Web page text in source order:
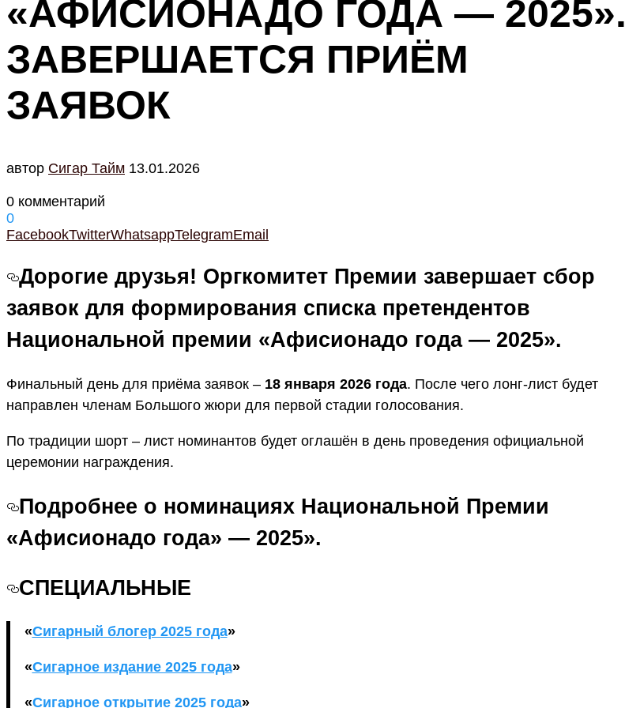
«АФИСИОНАДО ГОДА — 2025».
ЗАВЕРШАЕТСЯ ПРИЁМ
ЗАЯВОК
автор Cигар Тайм 13.01.2026
0 комментарий
0
FacebookTwitterWhatsappTelegramEmail
Дорогие друзья! Оргкомитет Премии завершает сбор
заявок для формирования списка претендентов
Национальной премии «Афисионадо года — 2025».
Финальный день для приёма заявок – 18 января 2026 года. После чего лонг-лист будет
направлен членам Большого жюри для первой стадии голосования.
По традиции шорт – лист номинантов будет оглашён в день проведения официальной
церемонии награждения.
Подробнее о номинациях Национальной Премии
«Афисионадо года» — 2025».
СПЕЦИАЛЬНЫЕ
«Сигарный блогер 2025 года»
«Сигарное издание 2025 года»
«Сигарное открытие 2025 года»